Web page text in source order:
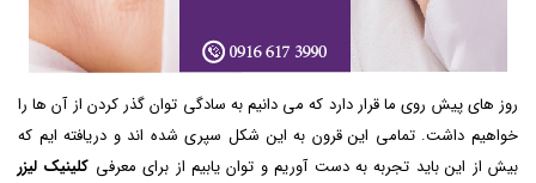
روز های پیش روی ما قرار دارد که می دانیم به سادگی توان گذر کردن از آن ها را
خواهیم داشت. تمامی این قرون به این شکل سپری شده اند و دریافته ایم که
بیش از این باید تجربه به دست آوریم و توان یابیم از برای معرفی کلینیک لیزر